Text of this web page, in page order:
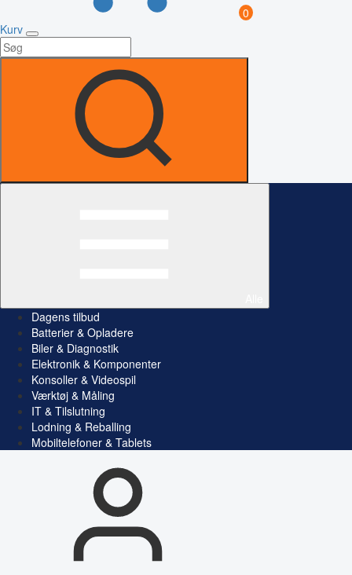
0
Kurv
Dagens tilbud
Batterier & Opladere
Biler & Diagnostik
Elektronik & Komponenter
Konsoller & Videospil
Værktøj & Måling
IT & Tilslutning
Lodning & Reballing
Mobiltelefoner & Tablets